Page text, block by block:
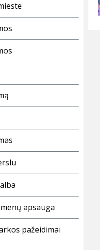
apsauga
pažeidimai